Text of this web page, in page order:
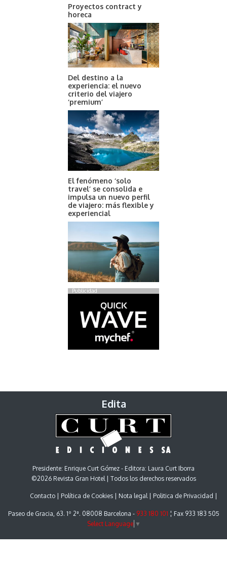
Proyectos contract y
horeca
Del destino a la
experiencia: el nuevo
criterio del viajero
‘premium’
El fenómeno ‘solo
travel’ se consolida e
impulsa un nuevo perfil
de viajero: más flexible y
experiencial
Publicidad
Edita
Presidente: Enrique Curt Gómez - Editora: Laura Curt Iborra
©2026 Revista Gran Hotel | Todos los derechos reservados
Contacto Política de Cookies Nota legal Politica de Privacidad
Paseo de Gracia, 63. 1º 2ª. 08008 Barcelona - 933 180 101 ¦ Fax 933 183 505
Select Language ▼